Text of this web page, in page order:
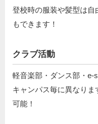
登校時の服装や髪型は自
もできます！
クラブ活動
軽音楽部・ダンス部・e-
キャンパス毎に異なり
可能！